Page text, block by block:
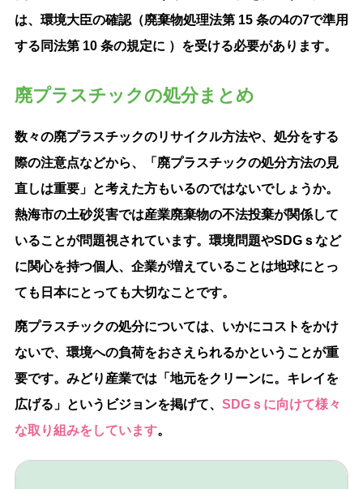
は、環境大臣の確認（廃棄物処理法第 15 条の4の7で準用
する同法第 10 条の規定に ）を受ける必要があります。
廃プラスチックの処分まとめ
数々の廃プラスチックのリサイクル方法や、処分をする
際の注意点などから、「廃プラスチックの処分方法の見
直しは重要」と考えた方もいるのではないでしょうか。
熱海市の土砂災害では産業廃棄物の不法投棄が関係して
いることが問題視されています。環境問題やSDGｓなど
に関心を持つ個人、企業が増えていることは地球にとっ
ても日本にとっても大切なことです。
廃プラスチックの処分については、いかにコストをかけ
ないで、環境への負荷をおさえられるかということが重
要です。みどり産業では「地元をクリーンに。キレイを
広げる」というビジョンを掲げて、 SDGｓに向けて様々
な取り組みをしています。